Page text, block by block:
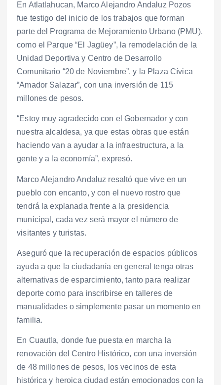
En Atlatlahucan, Marco Alejandro Andaluz Pozos
fue testigo del inicio de los trabajos que forman
parte del Programa de Mejoramiento Urbano (PMU),
como el Parque “El Jagüey”, la remodelación de la
Unidad Deportiva y Centro de Desarrollo
Comunitario “20 de Noviembre”, y la Plaza Cívica
“Amador Salazar”, con una inversión de 115
millones de pesos.
“Estoy muy agradecido con el Gobernador y con
nuestra alcaldesa, ya que estas obras que están
haciendo van a ayudar a la infraestructura, a la
gente y a la economía”, expresó.
Marco Alejandro Andaluz resaltó que vive en un
pueblo con encanto, y con el nuevo rostro que
tendrá la explanada frente a la presidencia
municipal, cada vez será mayor el número de
visitantes y turistas.
Aseguró que la recuperación de espacios públicos
ayuda a que la ciudadanía en general tenga otras
alternativas de esparcimiento, tanto para realizar
deporte como para inscribirse en talleres de
manualidades o simplemente pasar un momento en
familia.
En Cuautla, donde fue puesta en marcha la
renovación del Centro Histórico, con una inversión
de 48 millones de pesos, los vecinos de esta
histórica y heroica ciudad están emocionados con la